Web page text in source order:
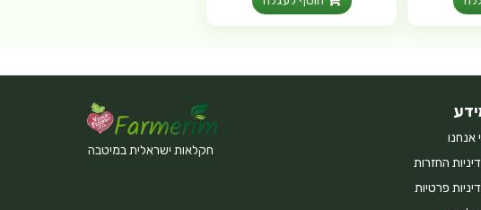
אנחנו
החזרות
פרטיות
חקלאות ישראלית במיטבה